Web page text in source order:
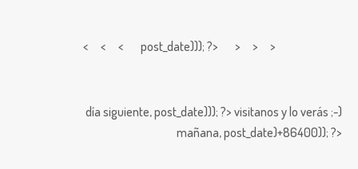
< < < post_date))); ?> > > >
día siguiente,post_date))); ?> visitanos y lo verás ;-)
mañana,post_date)+86400)); ?>